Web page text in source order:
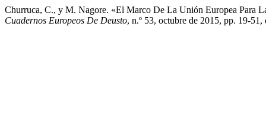
Churruca, C., y M. Nagore. «El Marco De La Unión Europea Para
Cuadernos Europeos De Deusto, n.º 53, octubre de 2015, pp. 19-